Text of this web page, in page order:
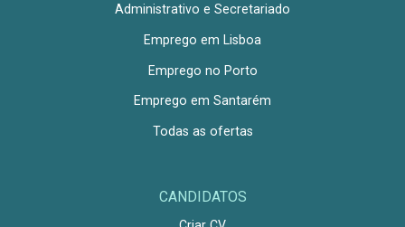
Administrativo e Secretariado
Emprego em Lisboa
Emprego no Porto
Emprego em Santarém
Todas as ofertas
CANDIDATOS